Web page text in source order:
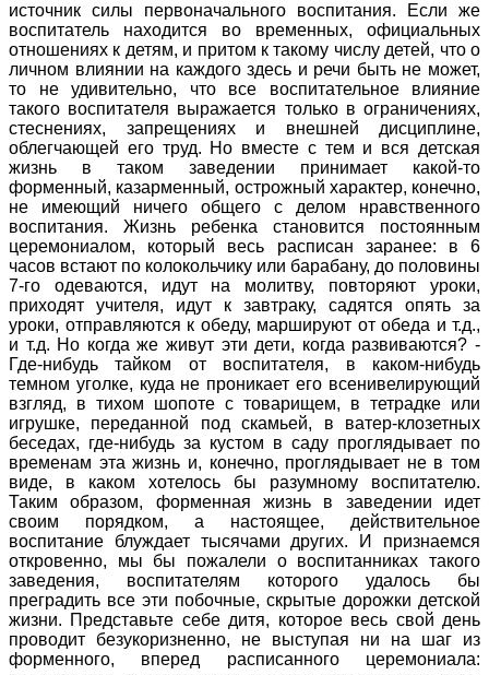
источник силы первоначального воспитания. Если же
воспитатель находится во временных, официальных
отношениях к детям, и притом к такому числу детей, что о
личном влиянии на каждого здесь и речи быть не может,
то не удивительно, что все воспитательное влияние
такого воспитателя выражается только в ограничениях,
стеснениях, запрещениях и внешней дисциплине,
облегчающей его труд. Но вместе с тем и вся детская
жизнь в таком заведении принимает какой-то
форменный, казарменный, острожный характер, конечно,
не имеющий ничего общего с делом нравственного
воспитания. Жизнь ребенка становится постоянным
церемониалом, который весь расписан заранее: в 6
часов встают по колокольчику или барабану, до половины
7-го одеваются, идут на молитву, повторяют уроки,
приходят учителя, идут к завтраку, садятся опять за
уроки, отправляются к обеду, маршируют от обеда и т.д.,
и т.д. Но когда же живут эти дети, когда развиваются? -
Где-нибудь тайком от воспитателя, в каком-нибудь
темном уголке, куда не проникает его всенивелирующий
взгляд, в тихом шопоте с товарищем, в тетрадке или
игрушке, переданной под скамьей, в ватер-клозетных
беседах, где-нибудь за кустом в саду проглядывает по
временам эта жизнь и, конечно, проглядывает не в том
виде, в каком хотелось бы разумному воспитателю.
Таким образом, форменная жизнь в заведении идет
своим порядком, а настоящее, действительное
воспитание блуждает тысячами других. И признаемся
откровенно, мы бы пожалели о воспитанниках такого
заведения, воспитателям которого удалось бы
преградить все эти побочные, скрытые дорожки детской
жизни. Представьте себе дитя, которое весь свой день
проводит безукоризненно, не выступая ни на шаг из
форменного, вперед расписанного церемониала: